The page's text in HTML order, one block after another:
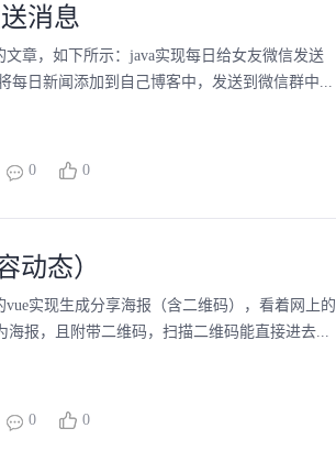
消息
章，如下所示：java实现每日给女友微信发送
每日新闻添加到自己博客中，发送到微信群中...
0 0
动态）
实现生成分享海报（含二维码），看着网上的
报，且附带二维码，扫描二维码能直接进去...
0 0